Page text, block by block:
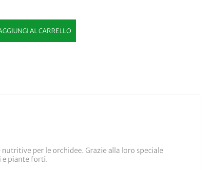
AL CARRELLO
per le orchidee. Grazie alla loro speciale
e piante forti.